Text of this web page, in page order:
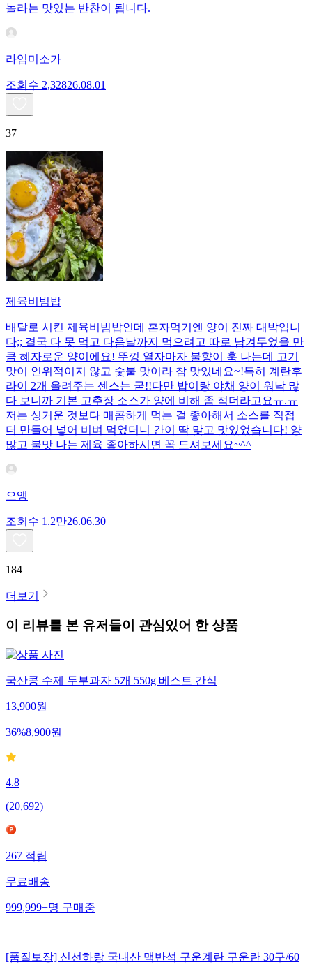
놀라는 맛있는 반찬이 됩니다.
라임미소가
조회수 2,32826.08.01
37
제육비빔밥
배달로 시킨 제육비빔밥인데 혼자먹기엔 양이 진짜 대박입니
다;; 결국 다 못 먹고 다음날까지 먹으려고 따로 남겨두었을 만
큼 혜자로운 양이에요! 뚜껑 열자마자 불향이 훅 나는데 고기
맛이 인위적이지 않고 숯불 맛이라 참 맛있네요~!특히 계란후
라이 2개 올려주는 센스는 굳!! ​다만 밥이랑 야채 양이 워낙 많
다 보니까 기본 고추장 소스가 양에 비해 좀 적더라고요ㅠ.ㅠ
저는 싱거운 것보다 매콤하게 먹는 걸 좋아해서 소스를 직접
더 만들어 넣어 비벼 먹었더니 간이 딱 맞고 맛있었습니다! 양
많고 불맛 나는 제육 좋아하시면 꼭 드셔보세요~^^
으앵
조회수 1.2만26.06.30
184
더보기
이 리뷰를 본 유저들이 관심있어 한 상품
국산콩 수제 두부과자 5개 550g 베스트 간식
13,900원
36%8,900원
4.8
(20,692)
267 적립
무료배송
999,999+명 구매중
[품질보장] 신선하랑 국내산 맥반석 구운계란 구운란 30구/60